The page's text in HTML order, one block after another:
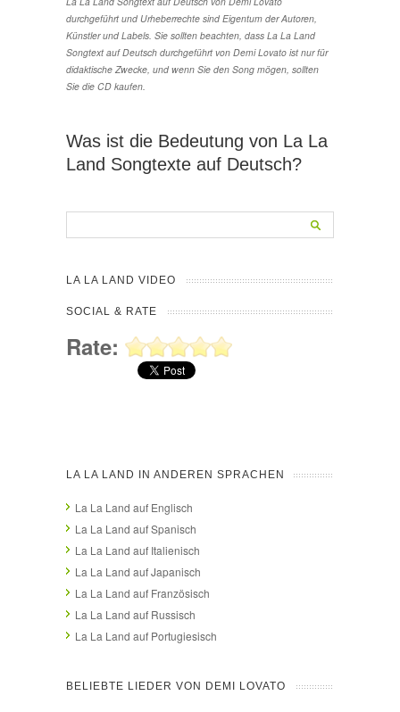
durchgeführt und Urheberrechte sind Eigentum der Autoren,
Künstler und Labels. Sie sollten beachten, dass La La Land
Songtext auf Deutsch durchgeführt von Demi Lovato ist nur für
didaktische Zwecke, und wenn Sie den Song mögen, sollten
Sie die CD kaufen.
Was ist die Bedeutung von La La
Land Songtexte auf Deutsch?
LA LA LAND VIDEO
SOCIAL & RATE
Rate:
LA LA LAND IN ANDEREN SPRACHEN
La La Land auf Englisch
La La Land auf Spanisch
La La Land auf Italienisch
La La Land auf Japanisch
La La Land auf Französisch
La La Land auf Russisch
La La Land auf Portugiesisch
BELIEBTE LIEDER VON DEMI LOVATO